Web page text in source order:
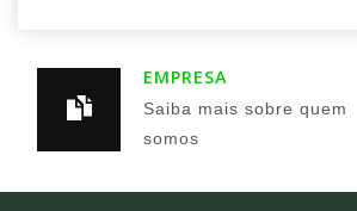
EMPRESA
Saiba mais sobre quem
somos